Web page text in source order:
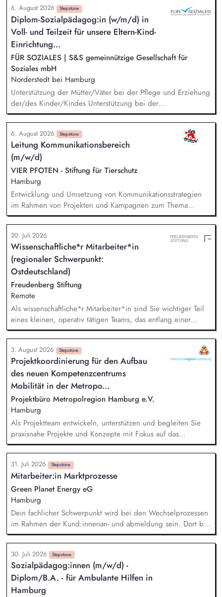
Angebotserstellung bis zur eigenverantwortlichen Umsetzung.
Auf Basis der jeweiligen Herausforderungen entwickelst du
passgenaue Beratungsprozesse und berätst Organisationen zu
zentralen Fragen ihrer finanziellen Steuerung und
strategischen Weiterentwicklung.
6. August 2026 Stepstone
Diplom-Sozialpädagog:in (w/m/d) in
Voll- und Teilzeit für unsere Eltern-Kind-
Einrichtung...
FÜR SOZIALES | S&S gemeinnützige Gesellschaft für
Soziales mbH
Norderstedt bei Hamburg
Unterstützung der Mütter/Väter bei der Pflege und Erziehung
der/des Kinder/Kindes Unterstützung bei der
Beziehungsentwicklung und der persönlichen Rollenfindung
der Eltern Zusammenarbeit mit und Begleitung zu Ärzten und
Behörden Die Mütter und Väter lebensnah und
alltagsorientiert auf ein selbstständiges Leben vorzubereiten
Beratung in Einzelgesprächen und Hilfeplanung in Fragen
der beruflichen, schulischen sowie allgemeinen
Lebensplanung Planung und Umsetzung tagesstrukturierender
Angebote
6. August 2026 Stepstone
Leitung Kommunikationsbereich
(m/w/d)
VIER PFOTEN - Stiftung für Tierschutz
Hamburg
Entwicklung und Umsetzung von Kommunikationsstrategien
im Rahmen von Projekten und Kampagnen zum Thema
Tierschutz. Aufbau und Pflege eines starken, einheitlichen
Markenauftritts von VIER PFOTEN Deutschland. Entwicklung
von Social-Media-Strategien und Zielgruppen-Definitionen.
Monitoring externer Trends, um aufkommende Themen
frühzeitig zu erkennen und zeitnahe, wirkungsvolle
Kommunikationsstrategien zu gewährleisten. Budgetplanung
und Kostenstellenmanagement. Fachliche Führung der
Mitarbeitenden (Öffentlichkeitsarbeit, Brand und Content,
Digital Communications)
20. Juli 2026
Wissenschaftliche*r Mitarbeiter*in
(regionaler Schwerpunkt:
Ostdeutschland)
Freudenberg Stiftung
Remote
Als wissenschaftliche*r Mitarbeiter*in sind Sie wichtiger Teil
eines kleinen, operativ tätigen Teams, das entlang einer
klaren Programmatik langfristig soziale Innovation
implementiert. Sie unterstützen die Geschäftsführung bei der
Umsetzung der Stiftungsprogrammatik und entwickeln dabei
die Internationalisierungsstrategie der Stiftung weiter. Sie
übersetzen wissenschaftliche Erkenntnisse in
alltagsangebundene Handlungsansätze entlang unserer
Stiftungsprogrammatik.
3. August 2026 Stepstone
Projektkoordinierung für den Aufbau
des neuen Kompetenzcentrums
Mobilität in der Metropo...
Projektbüro Metropolregion Hamburg e.V.
Hamburg
Als Projektteam entwickeln, unterstützen und begleiten Sie
praxisnahe Projekte und Konzepte mit Fokus auf das
Betriebliche und Schulische Mobilitätsmanagement.
konzipieren und erstellen Sie Informationsmaterialien für
Unternehmen und Schulen zur Förderung einer nachhaltigen
Mobilität und beraten Einrichtungen bei der Einführung und
Umsetzung von Maßnahmen des Mobilitätsmanagements.
organisieren und moderieren Sie Netzwerkveranstaltungen,
die Akteure der Region zusammenbringen und ihre
Zusammenarbeit fördern. identifizieren und akquirieren Sie
mögliche weitere Finanz- und Fördermittel für Projekte im
Kontext des Schulischen und Betrieblichen
Mobilitätsmanagements.
31. Juli 2026 Stepstone
Mitarbeiter:in Marktprozesse
Green Planet Energy eG
Hamburg
Dein fachlicher Schwerpunkt wird bei den Wechselprozessen
im Rahmen der Kund:innenan- und abmeldung sein. Dort bist
du für die eigenverantwortliche Bearbeitung aller anfallenden
Aufgaben zuständig. Im Austausch mit Marktpartnern, den
Kund:innen und angrenzenden Fachbereichen klärst du
offene Fragen und findest gemeinsam Lösungen. Du bist der
Second-Level-Support für den Kundenservice und
Geschäftskundenvertrieb.
30. Juli 2026 Stepstone
Sozialpädagog:innen (m/w/d) -
Diplom/B.A. - für Ambulante Hilfen in
Hamburg